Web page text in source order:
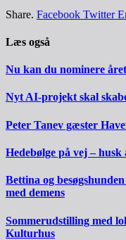
Share. Facebook Twitter
Læs også
Nu kan du nominere
Nyt AI-projekt skal
Peter Tanev gæster
Hedebølge på vej – husk
Bettina og
med demens
Sommerudstilling med
Kulturhus